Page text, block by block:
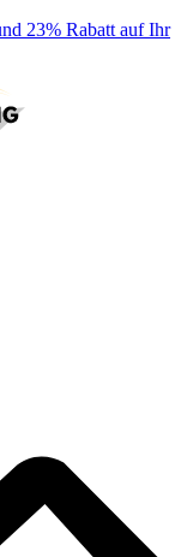
23% Rabatt auf Ihr